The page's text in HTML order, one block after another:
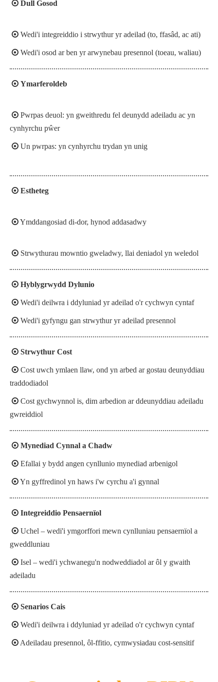
 Dull Gosod
 Wedi'i integreiddio i strwythur yr adeilad (to, ffasâd, ac ati)
 Wedi'i osod ar ben yr arwynebau presennol (toeau, waliau)
 Ymarferoldeb
 Pwrpas deuol: yn gweithredu fel deunydd adeiladu ac yn
cynhyrchu pŵer
 Un pwrpas: yn cynhyrchu trydan yn unig
 Estheteg
Ymddangosiad di-dor, hynod addasadwy
 Strwythurau mowntio gweladwy, llai deniadol yn weledol
 Hyblygrwydd Dylunio
 Wedi'i deilwra i ddyluniad yr adeilad o'r cychwyn cyntaf
 Wedi'i gyfyngu gan strwythur yr adeilad presennol
 Strwythur Cost
 Cost uwch ymlaen llaw, ond yn arbed ar gostau deunyddiau
traddodiadol
 Cost gychwynnol is, dim arbedion ar ddeunyddiau adeiladu
gwreiddiol
 Mynediad Cynnal a Chadw
 Efallai y bydd angen cynllunio mynediad arbenigol
Yn gyffredinol yn haws i'w cyrchu a'i gynnal
 Integreiddio Pensaernïol
 Uchel – wedi'i ymgorffori mewn cynlluniau pensaernïol a
gweddluniau
 Isel – wedi'i ychwanegu'n nodweddiadol ar ôl y gwaith
adeiladu
 Senarios Cais
 Wedi'i deilwra i ddyluniad yr adeilad o'r cychwyn cyntaf
 Adeiladau presennol, ôl-ffitio, cymwysiadau cost-sensitif